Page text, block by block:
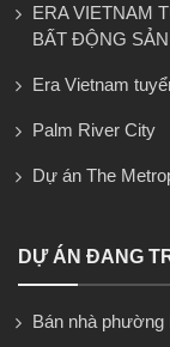
ERA VIETNAM
BẤT ĐỘNG SẢN
Era Vietnam
Palm River City
Dự án The
DỰ ÁN ĐANG
Bán nhà phường